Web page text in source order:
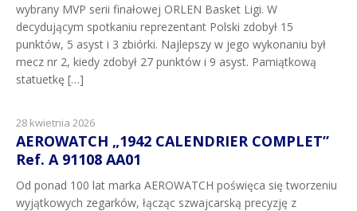
wybrany MVP serii finałowej ORLEN Basket Ligi. W
decydującym spotkaniu reprezentant Polski zdobył 15
punktów, 5 asyst i 3 zbiórki. Najlepszy w jego wykonaniu był
mecz nr 2, kiedy zdobył 27 punktów i 9 asyst. Pamiątkową
statuetkę […]
28 kwietnia 2026
AEROWATCH „1942 CALENDRIER COMPLET”
Ref. A 91108 AA01
Od ponad 100 lat marka AEROWATCH poświęca się tworzeniu
wyjątkowych zegarków, łącząc szwajcarską precyzję z